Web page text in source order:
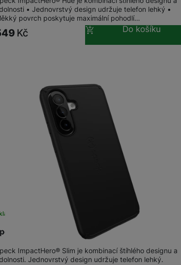
• Jednovrstvý design udržuje telefon lehký •
povrch poskytuje maximální pohodlí…
Kč Do košíku
Impact Hero Slim Galaxy A37 5G, Black
na 25 prodejnách
ImpactHero® Slim je kombinací štíhlého designu a
Jednovrstvý design udržuje telefon lehký.